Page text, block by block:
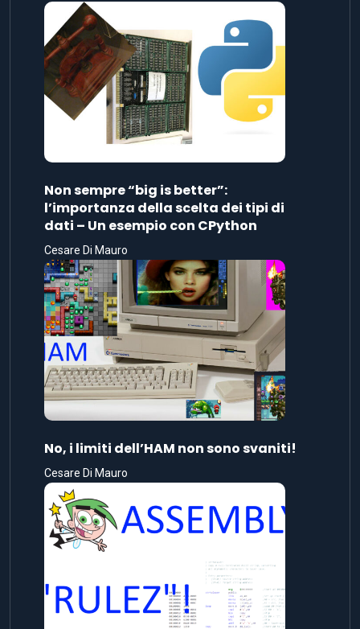
Non sempre “big is better”:
l’importanza della scelta dei tipi di
dati – Un esempio con CPython
Cesare Di Mauro
No, i limiti dell’HAM non sono svaniti!
Cesare Di Mauro